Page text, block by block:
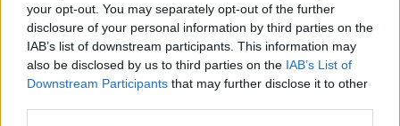
your opt-out. You may separately opt-out of the further
disclosure of your personal information by third parties on the
IAB’s list of downstream participants. This information may
also be disclosed by us to third parties on the IAB’s List of
Downstream Participants that may further disclose it to other
Durrës mblodhi…”/
Përplasjet me Salianjin,
Berisha: Do ketë fatin e
Lul Bravës! Drekat me
Agasin dhe Pëllumb